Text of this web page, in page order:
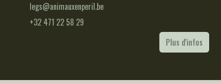
legs@animauxenperil.be
+32 471 22 58 29
Plus d'infos